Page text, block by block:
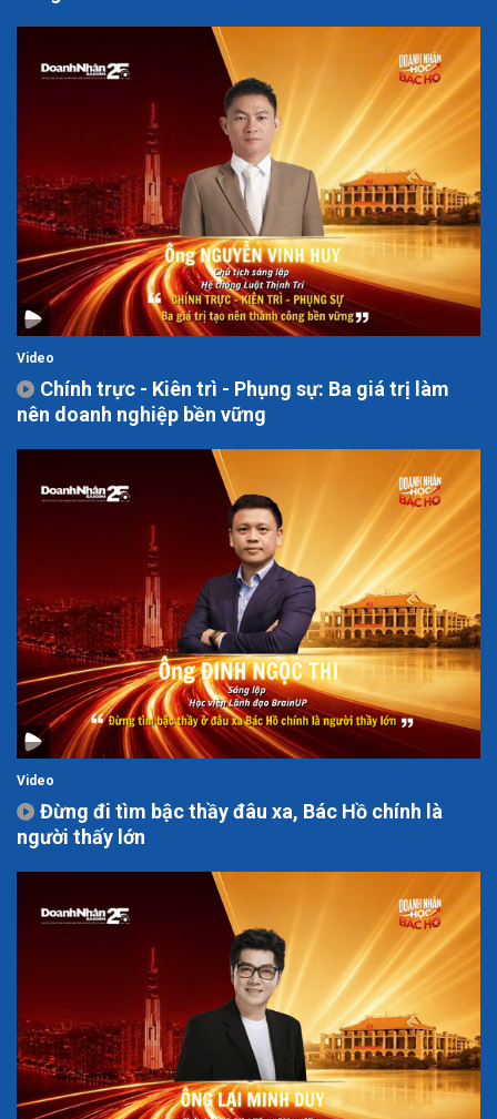
Video
Chính trực - Kiên trì - Phụng sự: Ba giá trị làm
nên doanh nghiệp bền vững
Video
Đừng đi tìm bậc thầy đâu xa, Bác Hồ chính là
người thấy lớn